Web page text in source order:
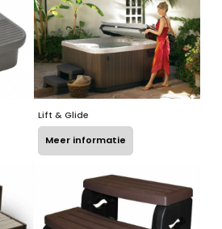
Lift & Glide
Meer informatie